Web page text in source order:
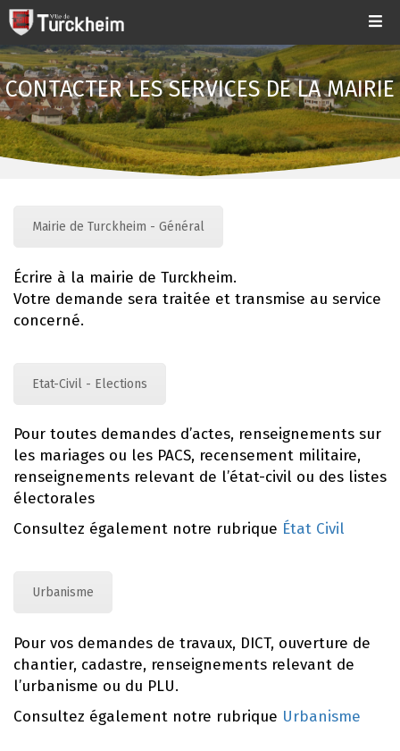
CONTACTER LES SERVICES DE LA MAIRIE
Mairie de Turckheim - Général
Écrire à la mairie de Turckheim.
Votre demande sera traitée et transmise au service
concerné.
Etat-Civil - Elections
Pour toutes demandes d’actes, renseignements sur
les mariages ou les PACS, recensement militaire,
renseignements relevant de l’état-civil ou des listes
électorales
Consultez également notre rubrique État Civil
Urbanisme
Pour vos demandes de travaux, DICT, ouverture de
chantier, cadastre, renseignements relevant de
l’urbanisme ou du PLU.
Consultez également notre rubrique Urbanisme